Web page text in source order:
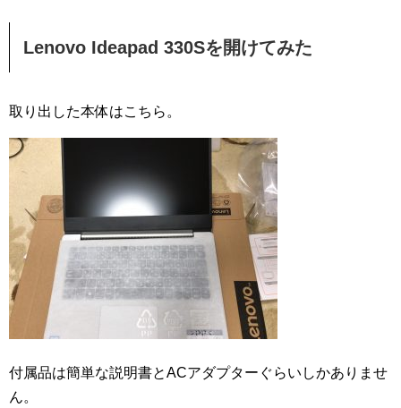
Lenovo Ideapad 330Sを開けてみた
取り出した本体はこちら。
付属品は簡単な説明書とACアダプターぐらいしかありませ
ん。